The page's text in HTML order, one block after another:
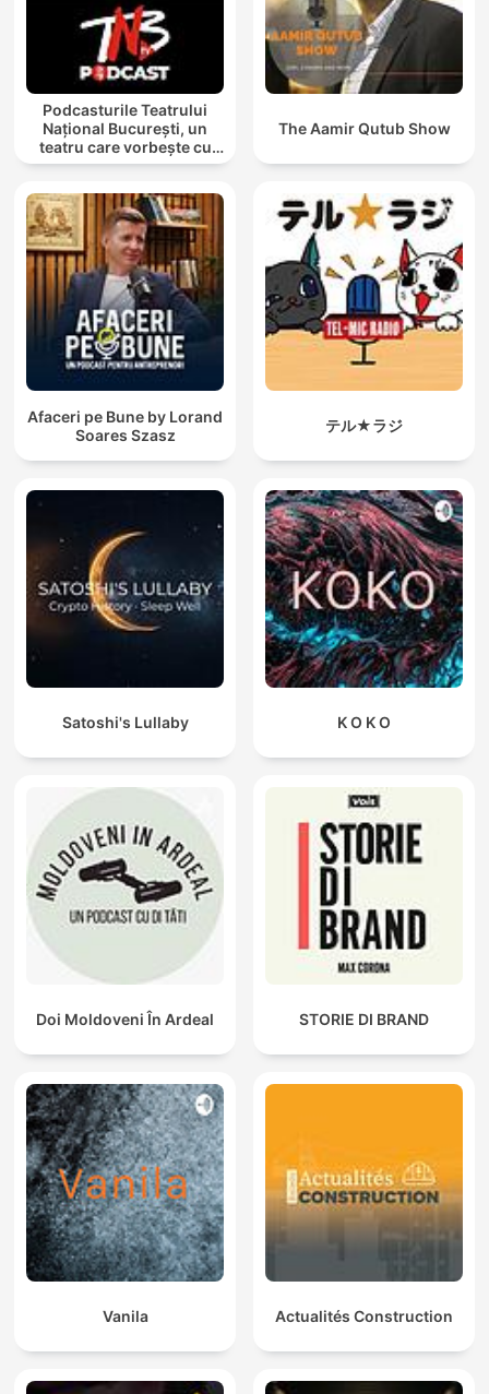
Podcasturile Teatrului
Național București, un
teatru care vorbește cu
tine
The Aamir Qutub Show
Afaceri pe Bune by Lorand
Soares Szasz
テル★ラジ
Satoshi's Lullaby K O K O
Doi Moldoveni În Ardeal STORIE DI BRAND
Vanila Actualités Construction